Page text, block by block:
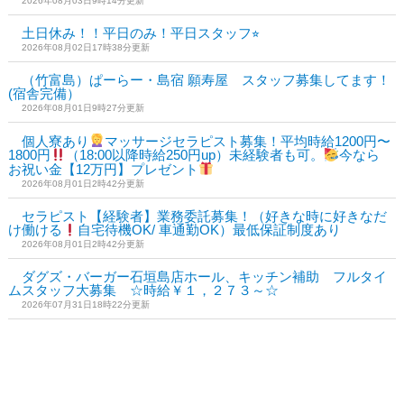
土日休み！！平日のみ！平日スタッフ⭐︎
2026年08月02日17時38分更新
（竹富島）ぱーらー・島宿 願寿屋 スタッフ募集してます！
(宿舎完備）
2026年08月01日9時27分更新
個人寮あり
マッサージセラピスト募集！平均時給1200円〜
1800円
（18:00以降時給250円up）未経験者も可。
今なら
お祝い金【12万円】プレゼント
2026年08月01日2時42分更新
セラピスト【経験者】業務委託募集！（好きな時に好きなだ
け働ける
自宅待機OK/ 車通勤OK）最低保証制度あり
2026年08月01日2時42分更新
ダグズ・バーガー石垣島店ホール、キッチン補助 フルタイ
ムスタッフ大募集 ☆時給￥１，２７３～☆
2026年07月31日18時22分更新